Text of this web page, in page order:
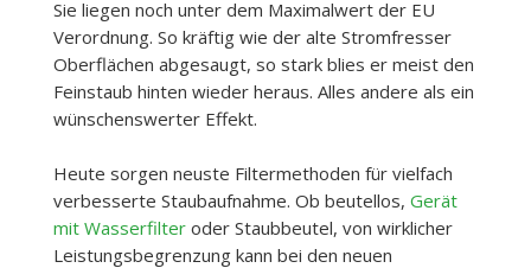
Sie liegen noch unter dem Maximalwert der EU
Verordnung. So kräftig wie der alte Stromfresser
Oberflächen abgesaugt, so stark blies er meist den
Feinstaub hinten wieder heraus. Alles andere als ein
wünschenswerter Effekt.
Heute sorgen neuste Filtermethoden für vielfach
verbesserte Staubaufnahme. Ob beutellos, Gerät
mit Wasserfilter oder Staubbeutel, von wirklicher
Leistungsbegrenzung kann bei den neuen